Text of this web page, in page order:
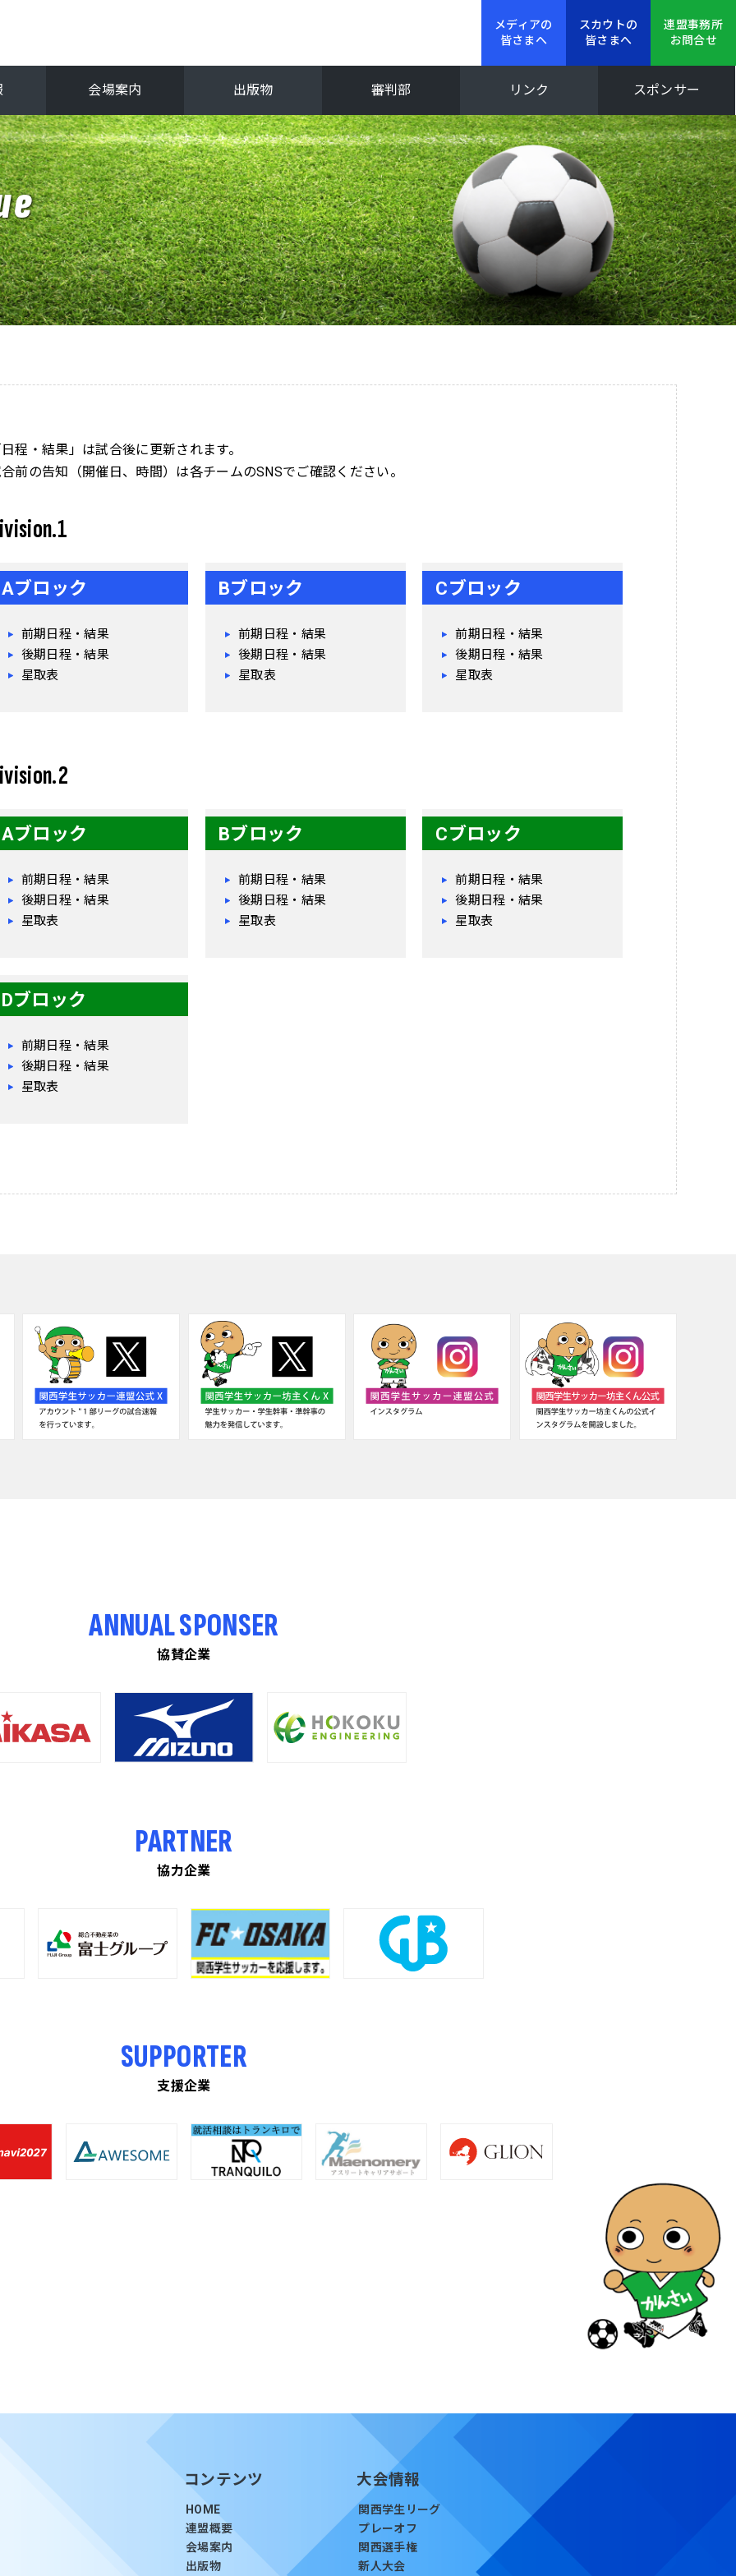
メディアの
皆さまへ
スカウトの
皆さまへ
連盟事務所
お問合せ
関西選手権 新人大会 Iリーグ
会場案内 出版物 審判部 リンク スポンサー
程・結果」は試合後に更新されます。
前の告知（開催日、時間）は各チームのSNSでご確認ください。
Aブロック
前期日程・結果
後期日程・結果
星取表
Bブロック
前期日程・結果
後期日程・結果
星取表
Cブロック
前期日程・結果
後期日程・結果
星取表
Aブロック
前期日程・結果
後期日程・結果
星取表
Bブロック
前期日程・結果
後期日程・結果
星取表
Cブロック
前期日程・結果
後期日程・結果
星取表
Dブロック
前期日程・結果
後期日程・結果
星取表
ANNUAL SPONSER
協賛企業
PARTNER
協力企業
SUPPORTER
支援企業
コンテンツ
HOME
連盟概要
会場案内
出版物
大会情報
関西学生リーグ
プレーオフ
関西選手権
新人大会